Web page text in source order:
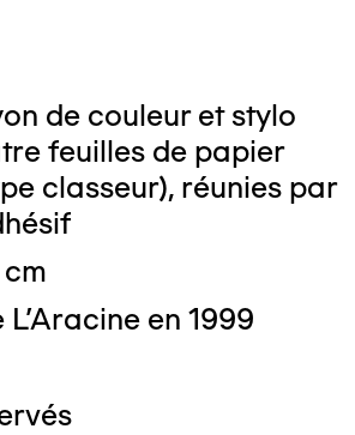
de couleur et stylo
feuilles de papier
classeur), réunies par
en 1999